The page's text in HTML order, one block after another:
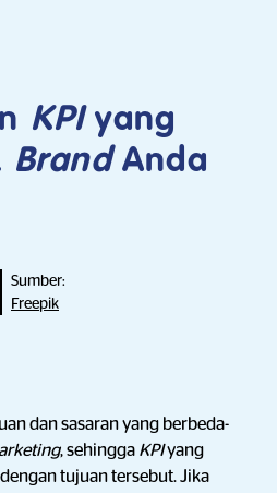
KPIyang
BrandAnda
Sumber:
Freepik
dan sasaran yang berbeda-
, sehingga KPIyang
tujuan tersebut. Jika